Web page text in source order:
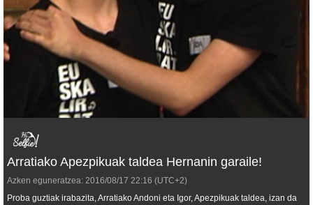
Arratiako Apezpikuak taldea Hernanin garaile!
Azken eguneratzea: 2016/08/17 22:16 (UTC+2)
Proba guztiak irabazita, Arratiako Andoni eta Igor, Apezpikuak taldea, izan da